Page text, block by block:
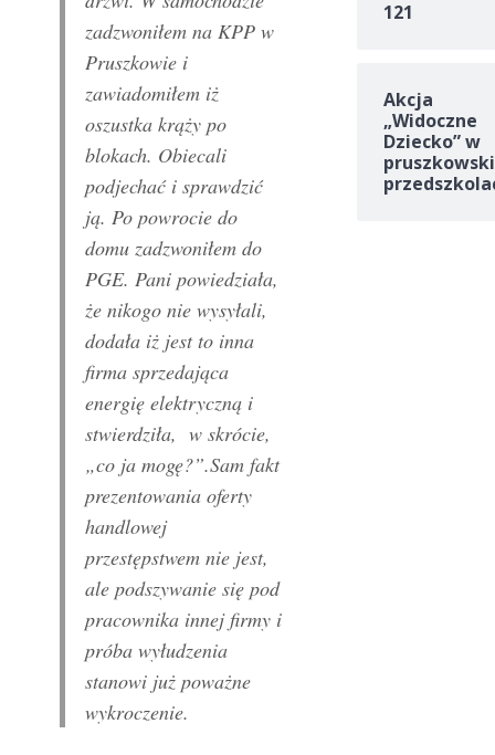
zadzwoniłem na KPP w
Pruszkowie i
zawiadomiłem iż
oszustka krąży po
blokach. Obiecali
podjechać i sprawdzić
ją. Po powrocie do
domu zadzwoniłem do
PGE. Pani powiedziała,
że nikogo nie wysyłali,
dodała iż jest to inna
firma sprzedająca
energię elektryczną i
stwierdziła, w skrócie,
„co ja mogę?”.Sam fakt
prezentowania oferty
handlowej
przestępstwem nie jest,
ale podszywanie się pod
pracownika innej firmy i
próba wyłudzenia
stanowi już poważne
wykroczenie.
121
Akcja
„Widoczne
Dziecko” w